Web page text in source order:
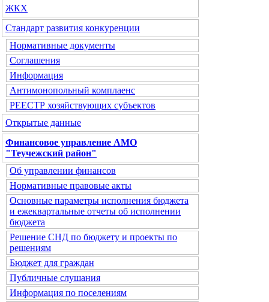
ЖКХ
Стандарт развития конкуренции
Нормативные документы
Соглашения
Информация
Антимонопольный комплаенс
РЕЕСТР хозяйствующих субъектов
Открытые данные
Финансовое управление АМО
"Теучежский район"
Об управлении финансов
Нормативные правовые акты
Основные параметры исполнения бюджета
и ежеквартальные отчеты об исполнении
бюджета
Решение СНД по бюджету и проекты по
решениям
Бюджет для граждан
Публичные слушания
Информация по поселениям